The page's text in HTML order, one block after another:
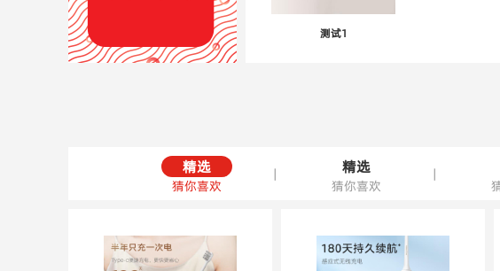
测试1
精选
猜你喜欢
| 精选
猜你喜欢
|